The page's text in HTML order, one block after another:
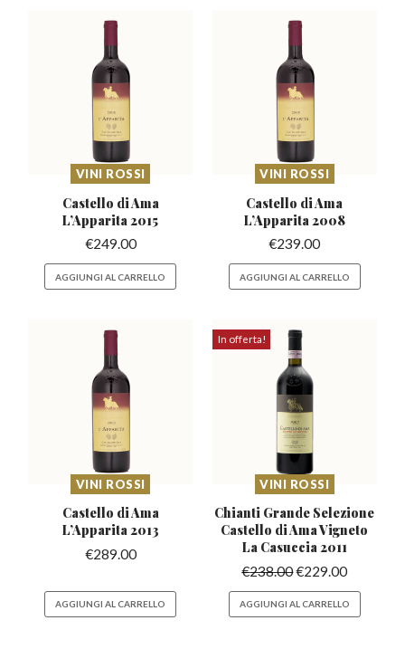
VINI ROSSI
Castello di Ama
L’Apparita 2015
€249.00
AGGIUNGI AL CARRELLO
VINI ROSSI
Castello di Ama
L’Apparita 2008
€239.00
AGGIUNGI AL CARRELLO
VINI ROSSI
Castello di Ama
L’Apparita 2013
€289.00
AGGIUNGI AL CARRELLO
In offerta!
VINI ROSSI
Chianti Grande Selezione
Castello di Ama Vigneto
La Casuccia 2011
€238.00€229.00
AGGIUNGI AL CARRELLO